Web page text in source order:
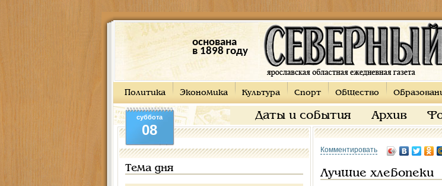
основана
в 1898 году
Политика Экономика Культура Спорт Общество
Даты и события Архив
суббота
08
Тема дня
Комментировать
Лучшие хлебопеки